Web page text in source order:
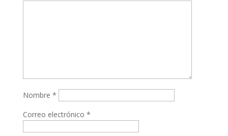
Nombre *
Correo electrónico *